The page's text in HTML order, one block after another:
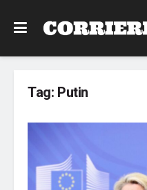
Tag: Putin